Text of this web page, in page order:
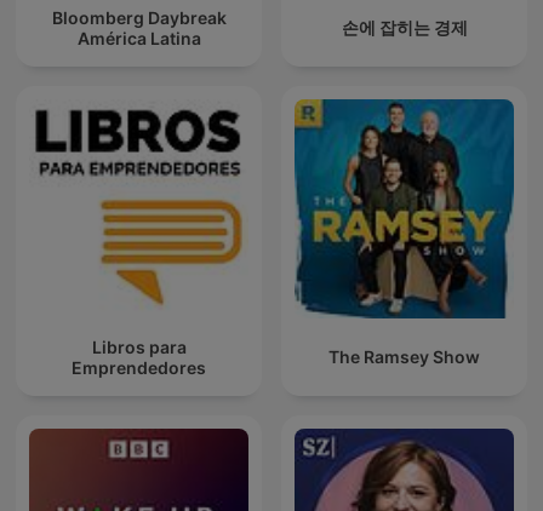
Bloomberg Daybreak
América Latina
손에 잡히는 경제
Libros para
Emprendedores
The Ramsey Show